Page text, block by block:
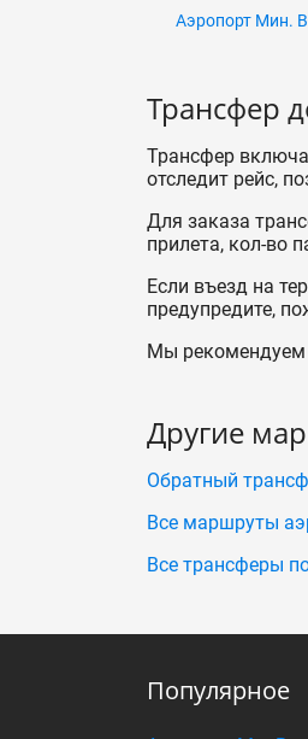
Аэропорт Мин.
Трансфер
Трансфер
отследит рейс,
Для заказа
прилета, кол-во
Если въезд на
предупредите,
Мы рекомендуем
Другие
Обратный
Все маршруты
Все трансферы
Популярное